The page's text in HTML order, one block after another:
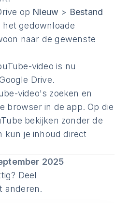
op Nieuw > Bestand
het gedownloade
naar de gewenste
video is nu
Drive.
video's zoeken en
browser in de app. Op die
bekijken zonder de
kun je inhoud direct
2025
Deel
anderen.